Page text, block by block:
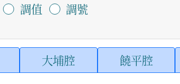
調值 調號
大埔腔 饒平腔